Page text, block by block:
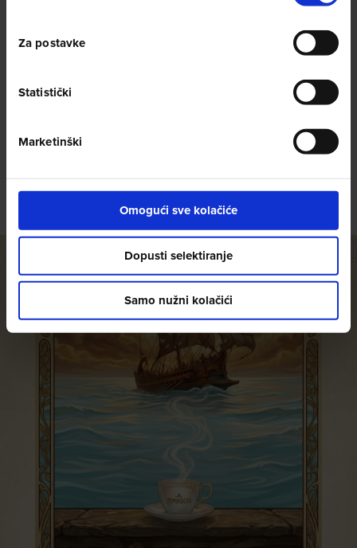
Za postavke
Statistički
Marketinški
Omogući sve kolačiće
Dopusti selektiranje
Samo nužni kolačići
@amigoscaffe